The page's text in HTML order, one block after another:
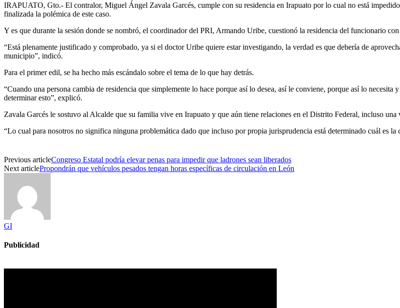
IRAPUATO, Gto.- El contralor, Miguel Ángel Zavala Garcés, cumple con su residencia en Irapuato por lo cual no está
finalizada la polémica de este caso.
Y es que durante la sesión donde se nombró, el coordinador del PRI, Armando Uribe, cuestionó la residencia del funcionario
“Está plenamente justificado y comprobado, ya si el doctor Uribe quiere estar investigando, la verdad es que debería de
municipio”, indicó.
Para el primer edil, se ha hecho más escándalo sobre el tema de lo que hay detrás.
“Cuando una persona cambia de residencia que simplemente lo hace porque así lo desea, así le conviene, porque así lo
determinar esto”, explicó.
Zavala Garcés le sostuvo al Alcalde que su familia vive en Irapuato y que aún tiene relaciones en el Distrito Federal, incluso una
“Lo cual para nosotros no significa ninguna problemática dado que incluso por propia jurisprudencia está determinado cuál es
Previous articleCongreso Estatal podría elevar penas para impedir que ladrones sean liberados
Next articlePropondrán que vehículos pesados tengan horas específicas de circulación en León
GI
Publicidad